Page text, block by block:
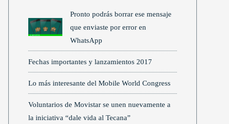
Pronto podrás borrar ese mensaje
que enviaste por error en
WhatsApp
Fechas importantes y lanzamientos 2017
Lo más interesante del Mobile World Congress
Voluntarios de Movistar se unen nuevamente a
la iniciativa “dale vida al Tecana”